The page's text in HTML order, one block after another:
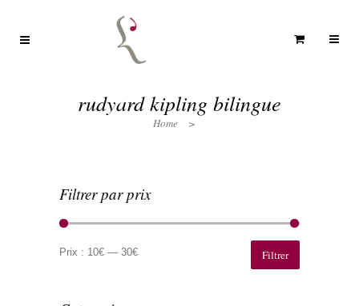
rudyard kipling bilingue
Home >
Filtrer par prix
min
max
Filtrer
Prix : 10€ — 30€